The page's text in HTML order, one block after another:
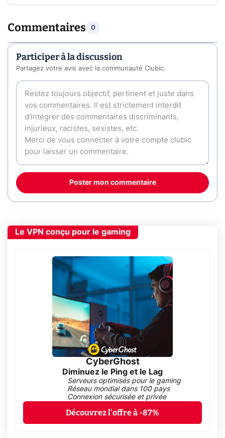
Commentaires 0
Participer à la discussion
Partagez votre avis avec la communauté Clubic.
Poster mon commentaire
Le VPN conçu pour le gaming
CyberGhost
Diminuez le Ping et le Lag
Serveurs optimisés pour le gaming
Réseau mondial dans 100 pays
Connexion sécurisée et privée
Découvrez l'offre à -87%